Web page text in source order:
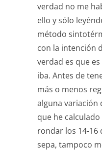
verdad no me
ello y sólo
método
con la intención
verdad es que
iba. Antes de
más o menos
alguna variación
que he
rondar los 14-16
sepa, tampoco